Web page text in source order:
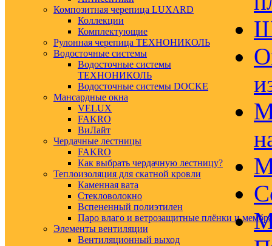
Композитная черепица LUXARD
Коллекции
Комплектующие
Рулонная черепица ТЕХНОНИКОЛЬ
Водосточные системы
Водосточные системы
ТЕХНОНИКОЛЬ
Водосточные системы DOCKE
Мансардные окна
VELUX
FAKRO
ВиЛайт
Чердачные лестницы
FAKRO
Как выбрать чердачную лестницу?
Теплоизоляция для скатной кровли
Каменная вата
Стекловолокно
Вспененный полиэтилен
Паро влаго и ветрозащитные плёнки и
Элементы вентиляции
Вентиляционный выход